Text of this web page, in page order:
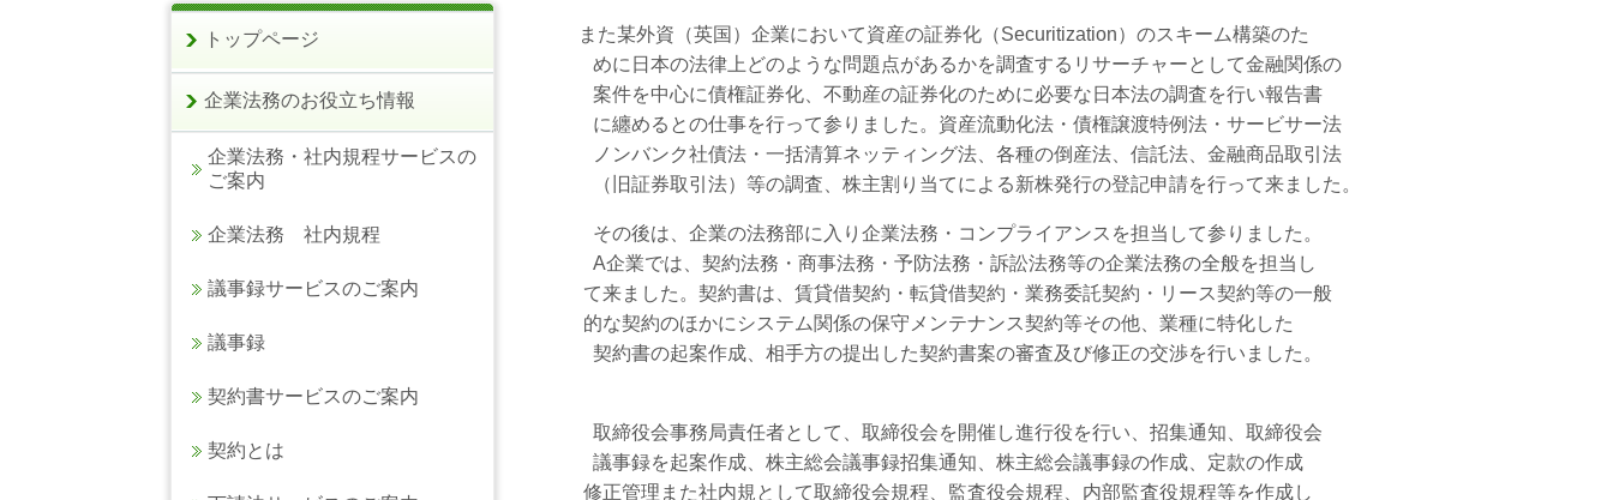
また某外資（英国）企業において資産の証券化（Securitization）のスキーム構築のた
めに日本の法律上どのような問題点があるかを調査するリサーチャーとして金融関係の
案件を中心に債権証券化、不動産の証券化のために必要な日本法の調査を行い報告書
に纏めるとの仕事を行って参りました。資産流動化法・債権譲渡特例法・サービサー法
ノンバンク社債法・一括清算ネッティング法、各種の倒産法、信託法、金融商品取引法
（旧証券取引法）等の調査、株主割り当てによる新株発行の登記申請を行って来ました。
その後は、企業の法務部に入り企業法務・コンプライアンスを担当して参りました。
A企業では、契約法務・商事法務・予防法務・訴訟法務等の企業法務の全般を担当し
て来ました。契約書は、賃貸借契約・転貸借契約・業務委託契約・リース契約等の一般
的な契約のほかにシステム関係の保守メンテナンス契約等その他、業種に特化した
契約書の起案作成、相手方の提出した契約書案の審査及び修正の交渉を行いました。
取締役会事務局責任者として、取締役会を開催し進行役を行い、招集通知、取締役会
議事録を起案作成、株主総会議事録招集通知、株主総会議事録の作成、定款の作成
修正管理また社内規として取締役会規程、監査役会規程、内部監査役規程等を作成し
トップページ
企業法務のお役立ち情報
企業法務・社内規程サービスの
ご案内
企業法務 社内規程
議事録サービスのご案内
議事録
契約書サービスのご案内
契約とは